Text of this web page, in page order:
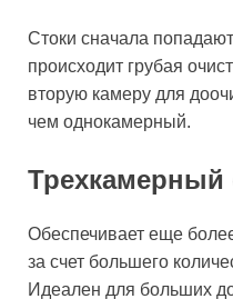
Стоки сначала
происходит грубая
вторую камеру для
чем однокамерный.
Трехкамерный
Обеспечивает еще
за счет большего
Идеален для больших